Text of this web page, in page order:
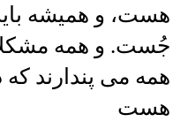
هست، و همیشه
جُست. و همه
همه می پندارند
هست